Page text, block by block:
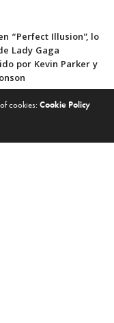
“Perfect Illusion”, lo
Lady Gaga
por Kevin Parker y
cookies: Cookie Policy